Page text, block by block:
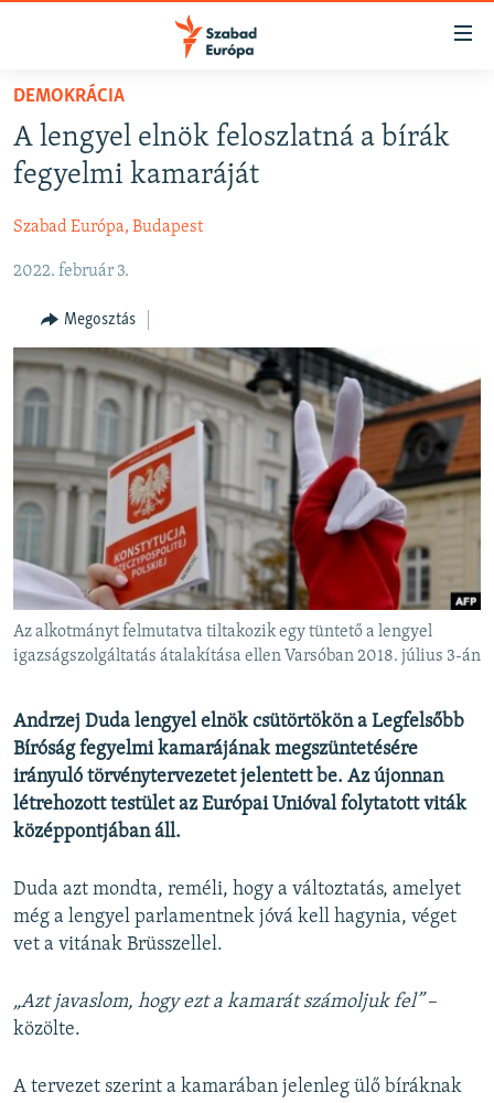
Akadálymentes
Ugrás
fő
oldalra
Ugrás
Ugrás
NAPIRENDEN
AKTUÁLIS
PODCASTOK
VIDEÓK
ELEMZŐ
NER15
SZABADON
TÁRSADALOM
A PÉNZ NYOMÁBAN
EURÓPAI UNIÓ
KLÍMAVÁLTOZÁS
A MÚLT TANULSÁGAI
Valamennyi RFE/RL weboldal
DEMOKRÁCIA
A lengyel elnök feloszlatná a bírák
fegyelmi kamaráját
Szabad Európa, Budapest
2022. február 3.
Megosztás
Az alkotmányt felmutatva tiltakozik egy tüntető a lengyel
igazságszolgáltatás átalakítása ellen Varsóban 2018. július 3-án
Andrzej Duda lengyel elnök csütörtökön a Legfelsőbb
Bíróság fegyelmi kamarájának megszüntetésére
irányuló törvénytervezetet jelentett be. Az újonnan
létrehozott testület az Európai Unióval folytatott viták
középpontjában áll.
Duda azt mondta, reméli, hogy a változtatás, amelyet
még a lengyel parlamentnek jóvá kell hagynia, véget
vet a vitának Brüsszellel.
„Azt javaslom, hogy ezt a kamarát számoljuk fel”–
közölte.
A tervezet szerint a kamarában jelenleg ülő bíráknak
FELIRATKOZÁS